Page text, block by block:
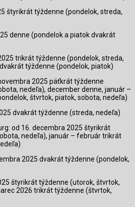
štyrikrát týždenne (pondelok, streda,
denne (pondelok a piatok dvakrát
trikrát týždenne (pondelok, streda,
týždenne (pondelok, piatok)
2025 päťkrát týždenne
nedeľa), december denne, január –
štvrtok, piatok, sobota, nedeľa)
dvakrát týždenne (streda, nedeľa)
od 16. decembra 2025 štyrikrát
nedeľa), január – február trikrát
2025 dvakrát týždenne (pondelok,
štyrikrát týždenne (utorok, štvrtok,
2026 trikrát týždenne (štvrtok,